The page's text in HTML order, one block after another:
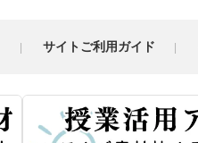
サイトご利用ガイド